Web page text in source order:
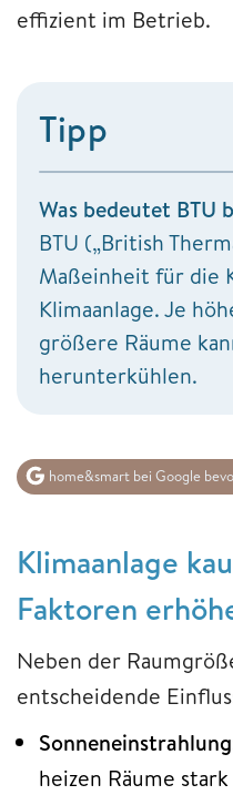
effizient im Betrieb.
Tipp
Was bedeutet BTU
BTU („British
Maßeinheit für die
Klimaanlage. Je
größere Räume
herunterkühlen.
home&smart bei Google
Klimaanlage
Faktoren
Neben der
entscheidende
heizen Räume